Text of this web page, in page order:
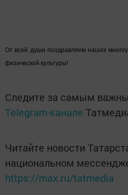
От всей души поздравляем наших
физической культуры!
Следите за самым
Telegram-канале
Читайте новости
национальном
https://max.ru/tatmedia